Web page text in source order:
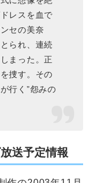
レスを血で
セの美奈
られ、連続
まった。正
捜す。その
行く”怨みの
送予定情報